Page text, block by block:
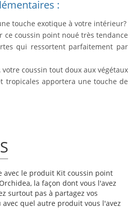
:
touche exotique à votre intérieur?
ce coussin point noué très tendance
qui ressortent parfaitement par
coussin tout doux aux végétaux
tropicales apportera une touche de
avec le produit Kit coussin point
la façon dont vous l'avez
surtout pas à partagez vos
quel autre produit vous l'avez